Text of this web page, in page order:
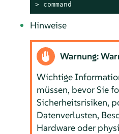
> command
Hinweise
Warnung:
Wichtige
müssen, bevor Sie
Sicherheitsrisiken,
Datenverlusten,
Hardware oder